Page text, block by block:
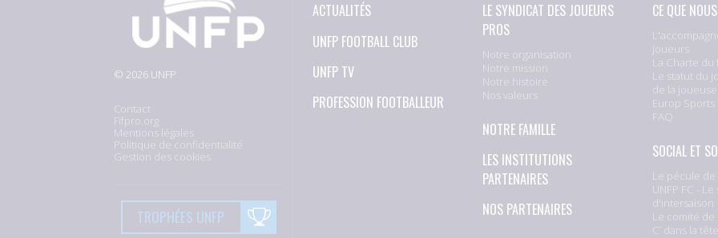
© 2026 UNFP
Contact
Fifpro.org
Mentions légales
Politique de confidentialité
Gestion des cookies
TROPHÉES UNFP
ACTUALITÉS
UNFP FOOTBALL CLUB
UNFP TV
PROFESSION FOOTBALLEUR
LE SYNDICAT DES JOUEURS
PROS
Notre organisation
Notre mission
Notre histoire
Nos valeurs
NOTRE FAMILLE
LES INSTITUTIONS
PARTENAIRES
NOS PARTENAIRES
CE QUE
joueurs
La Charte du
Le statut du
de la
Europ
FAQ
SOCIAL ET
Le pécule
UNFP FC - Le
d'intersaison
Le comité de
C’ dans la tête